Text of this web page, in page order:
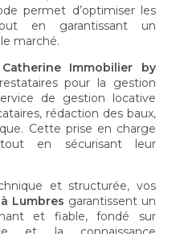
permet d’optimiser les
en garantissant un
marché.
Immobilier by
pour la gestion
de gestion locative
rédaction des baux,
Cette prise en charge
en sécurisant leur
et structurée, vos
Lumbres garantissent un
et fiable, fondé sur